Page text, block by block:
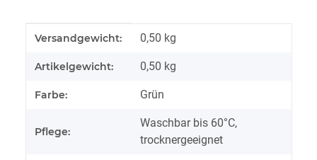
Produkteigenschaft
Wert
Versandgewicht: 0,50 kg
Artikelgewicht: 0,50 kg
Farbe: Grün
Pflege:
Waschbar bis 60°C,
trocknergeeignet